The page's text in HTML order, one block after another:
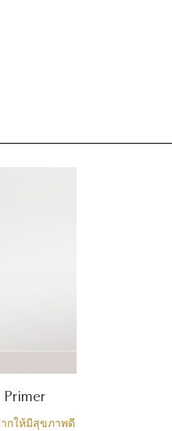
Primer
ากให้มีสุขภาพดี